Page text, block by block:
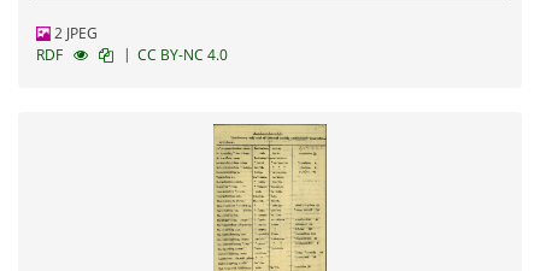
2 JPEG
RDF
| CC BY-NC 4.0